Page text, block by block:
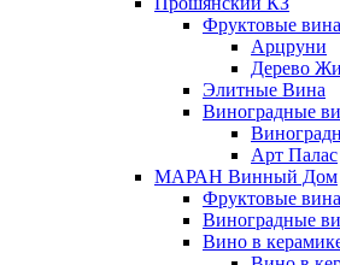
Фруктовые вина
Арцруни
Дерево
Элитные Вина
Виноградные
Арт Палас
МАРАН Винный Дом
Фруктовые вина
Виноградные
Вино в